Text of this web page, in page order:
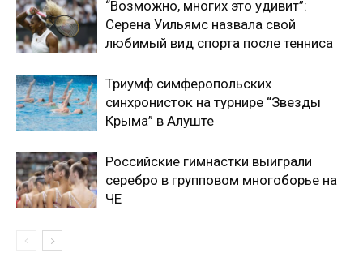
“Возможно, многих это удивит”:
Серена Уильямс назвала свой
любимый вид спорта после тенниса
Триумф симферопольских
синхронисток на турнире “Звезды
Крыма” в Алуште
Российские гимнастки выиграли
серебро в групповом многоборье на
ЧЕ